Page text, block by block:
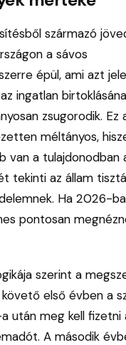
származó
a sávos
épül, ami azt
ingatlan
zsugorodik. Ez
méltányos,
van a tulajdonodban
tekinti az állam
Ha 2026-
pontosan
szerint a
első évben a
után meg kell fizetni
A második